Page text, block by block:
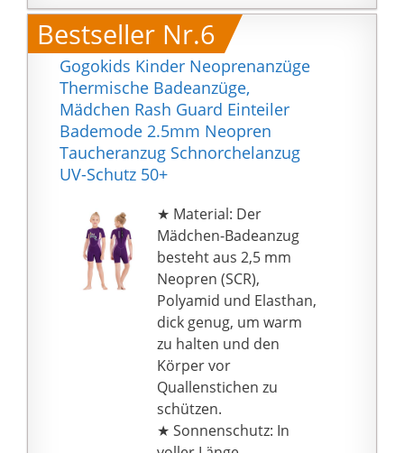
Das Vier-Wege-Stretch-
Gewebe ermöglicht
eine größere
Bewegungsfreiheit in
alle Richtungen, so dass
Sie beim Surfen oder
Schwimmen keinen
Mangel an Stretch
spüren werden.
🏊♀ Wassersport - Egal,
ob Sie surfen,
schwimmen oder eine
andere Wasseraktivität
betreiben, dieser
kurzärmelige Surfanzug
ist Ihre beste Wahl.
Bestseller Nr.6
Gogokids Kinder Neoprenanzüge
Thermische Badeanzüge,
Mädchen Rash Guard Einteiler
Bademode 2.5mm Neopren
Taucheranzug Schnorchelanzug
UV-Schutz 50+
★ Material: Der
Mädchen-Badeanzug
besteht aus 2,5 mm
Neopren (SCR),
Polyamid und Elasthan,
dick genug, um warm
zu halten und den
Körper vor
Quallenstichen zu
schützen.
★ Sonnenschutz: In